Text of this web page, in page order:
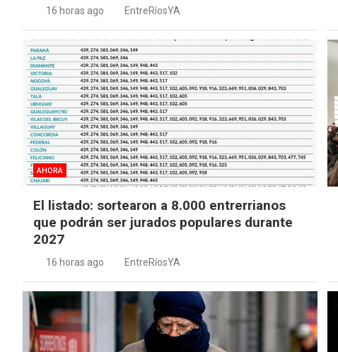
16 horas ago EntreRíosYA
AHORA
El listado: sortearon a 8.000 entrerrianos
que podrán ser jurados populares durante
2027
16 horas ago EntreRíosYA